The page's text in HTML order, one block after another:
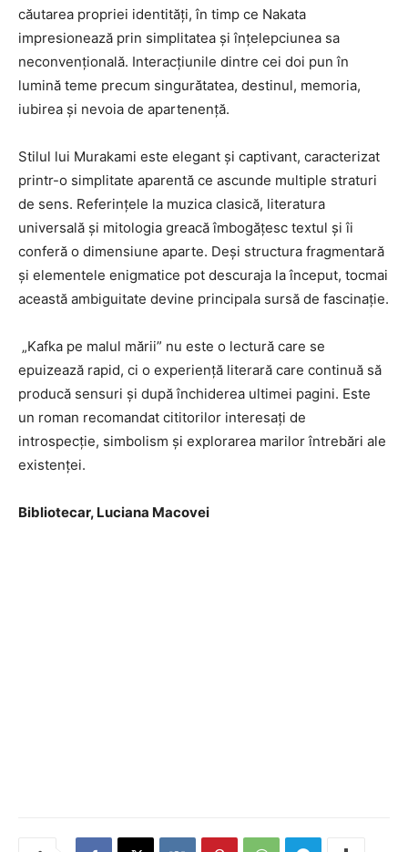
căutarea propriei identități, în timp ce Nakata
impresionează prin simplitatea și înțelepciunea sa
neconvențională. Interacțiunile dintre cei doi pun în
lumină teme precum singurătatea, destinul, memoria,
iubirea și nevoia de apartenență.
Stilul lui Murakami este elegant și captivant, caracterizat
printr-o simplitate aparentă ce ascunde multiple straturi
de sens. Referințele la muzica clasică, literatura
universală și mitologia greacă îmbogățesc textul și îi
conferă o dimensiune aparte. Deși structura fragmentară
și elementele enigmatice pot descuraja la început, tocmai
această ambiguitate devine principala sursă de fascinație.
„Kafka pe malul mării” nu este o lectură care se
epuizează rapid, ci o experiență literară care continuă să
producă sensuri și după închiderea ultimei pagini. Este
un roman recomandat cititorilor interesați de
introspecție, simbolism și explorarea marilor întrebări ale
existenței.
Bibliotecar, Luciana Macovei